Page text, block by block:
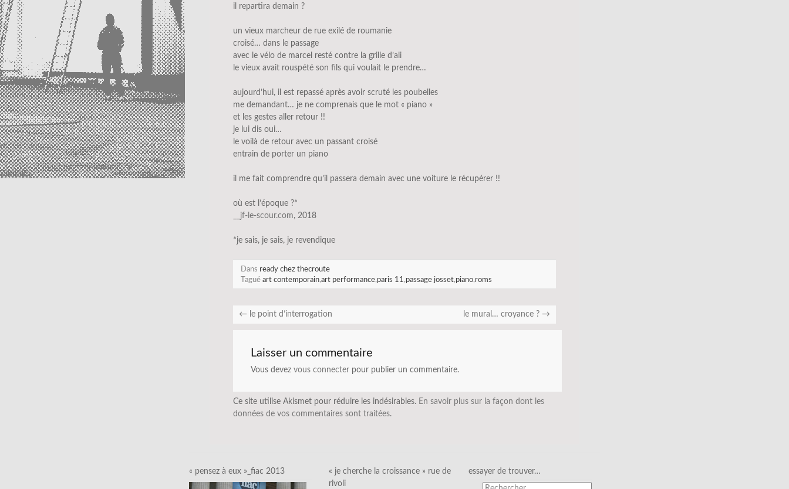
il repartira demain ?
un vieux marcheur de rue exilé de roumanie
croisé… dans le passage
avec le vélo de marcel resté contre la grille d’ali
le vieux avait rouspété son fils qui voulait le prendre…
aujourd’hui, il est repassé après avoir scruté les poubelles
me demandant… je ne comprenais que le mot « piano »
et les gestes aller retour !!
je lui dis oui…
le voilà de retour avec un passant croisé
entrain de porter un piano
il me fait comprendre qu’il passera demain avec une voiture le récupérer !!
où est l’époque ?*
__jf-le-scour.com, 2018
*je sais, je sais, je revendique
Dans ready chez thecroute
Tagué art contemporain,art performance,paris 11 ,passage josset,piano,roms
← le point d’interrogation le mural… croyance ? →
Laisser un commentaire
Vous devez vous connecter pour publier un commentaire.
Ce site utilise Akismet pour réduire les indésirables. En savoir plus sur la façon dont les
données de vos commentaires sont traitées.
« pensez à eux »_fiac 2013
« je cherche la croissance » rue de
rivoli
essayer de trouver…